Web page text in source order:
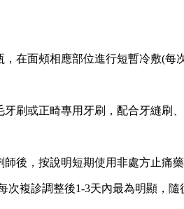
面頰相應部位進行短暫冷敷(每
或正畸專用牙刷，配合牙縫刷
，按說明短期使用非處方止痛藥
複診調整後1-3天內最為明顯，